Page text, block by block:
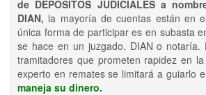
de DEPÓSITOS JUDICIALES a
DIAN, la mayoría de cuentas están en
única forma de participar es en subasta
se hace en un juzgado, DIAN o notaría.
tramitadores que prometen rapidez en
experto en remates se limitará a guiarlo
maneja su dinero.